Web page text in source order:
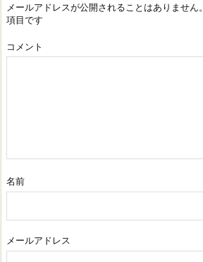
メールアドレスが公開されることはありません。
項目です
コメント
名前
メールアドレス